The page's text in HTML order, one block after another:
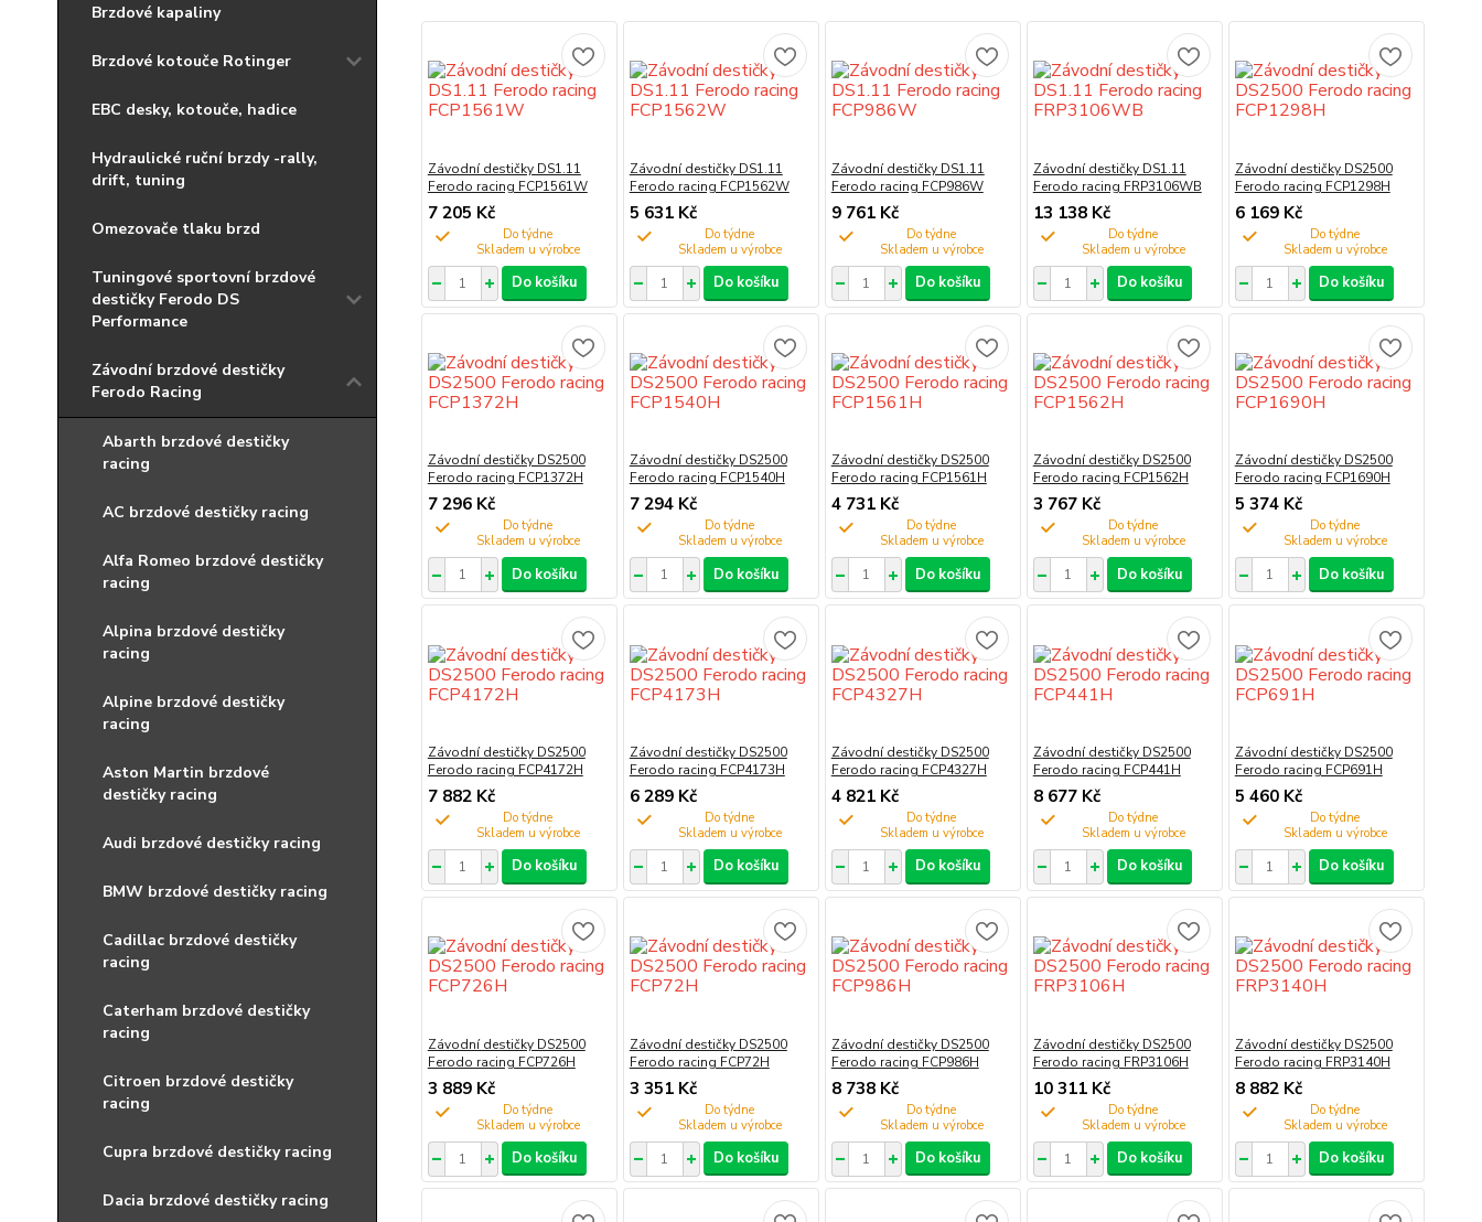
Brzdové kapaliny
Brzdové kotouče Rotinger
EBC desky, kotouče, hadice
Hydraulické ruční brzdy -rally,
drift, tuning
Omezovače tlaku brzd
Tuningové sportovní brzdové
destičky Ferodo DS
Performance
Závodní brzdové destičky
Ferodo Racing
Abarth brzdové destičky
racing
AC brzdové destičky racing
Alfa Romeo brzdové destičky
racing
Alpina brzdové destičky
racing
Alpine brzdové destičky
racing
Aston Martin brzdové
destičky racing
Audi brzdové destičky racing
BMW brzdové destičky racing
Cadillac brzdové destičky
racing
Caterham brzdové destičky
racing
Citroen brzdové destičky
racing
Cupra brzdové destičky racing
Dacia brzdové destičky racing
Závodní destičky DS1.11
Ferodo racing FCP1561W
7 205 Kč
Do týdne
Do košíku
Závodní destičky DS1.11
Ferodo racing FCP1562W
5 631 Kč
Do týdne
Do košíku
Závodní destičky DS1.11
Ferodo racing FCP986W
9 761 Kč
Do týdne
Do košíku
Závodní destičky DS1.11
Ferodo racing FRP3106WB
13 138 Kč
Do týdne
Do košíku
Závodní destičky DS2500
Ferodo racing FCP1298H
6 169 Kč
Do týdne
Do košíku
Závodní destičky DS2500
Ferodo racing FCP1372H
7 296 Kč
Do týdne
Do košíku
Závodní destičky DS2500
Ferodo racing FCP1540H
7 294 Kč
Do týdne
Do košíku
Závodní destičky DS2500
Ferodo racing FCP1561H
4 731 Kč
Do týdne
Do košíku
Závodní destičky DS2500
Ferodo racing FCP1562H
3 767 Kč
Do týdne
Do košíku
Závodní destičky DS2500
Ferodo racing FCP1690H
5 374 Kč
Do týdne
Do košíku
Závodní destičky DS2500
Ferodo racing FCP4172H
7 882 Kč
Do týdne
Do košíku
Závodní destičky DS2500
Ferodo racing FCP4173H
6 289 Kč
Do týdne
Do košíku
Závodní destičky DS2500
Ferodo racing FCP4327H
4 821 Kč
Do týdne
Do košíku
Závodní destičky DS2500
Ferodo racing FCP441H
8 677 Kč
Do týdne
Do košíku
Závodní destičky DS2500
Ferodo racing FCP691H
5 460 Kč
Do týdne
Do košíku
Závodní destičky DS2500
Ferodo racing FCP726H
3 889 Kč
Do týdne
Do košíku
Závodní destičky DS2500
Ferodo racing FCP72H
3 351 Kč
Do týdne
Do košíku
Závodní destičky DS2500
Ferodo racing FCP986H
8 738 Kč
Do týdne
Do košíku
Závodní destičky DS2500
Ferodo racing FRP3106H
10 311 Kč
Do týdne
Do košíku
Závodní destičky DS2500
Ferodo racing FRP3140H
8 882 Kč
Do týdne
Do košíku